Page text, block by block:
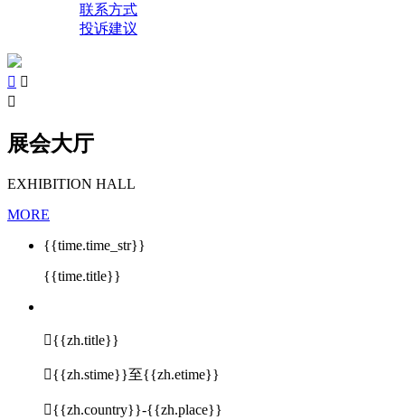
联系方式
投诉建议
 

展会大厅
EXHIBITION HALL
MORE
{{time.time_str}}
{{time.title}}
{{zh.title}}
{{zh.stime}}至{{zh.etime}}
{{zh.country}}-{{zh.place}}